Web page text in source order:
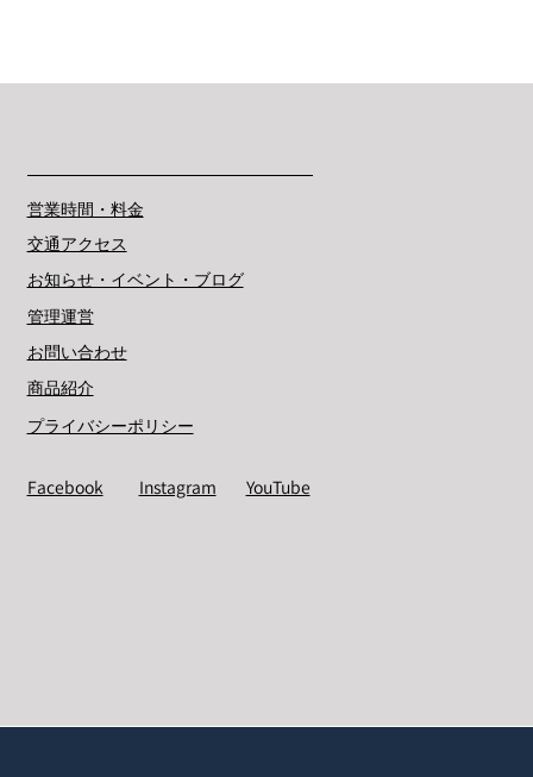
営業時間・料金
交通アクセス
お知らせ・イベント・ブログ
管理運営
お問い合わせ
商品紹介
プライバシーポリシー
Facebook Instagram YouTube